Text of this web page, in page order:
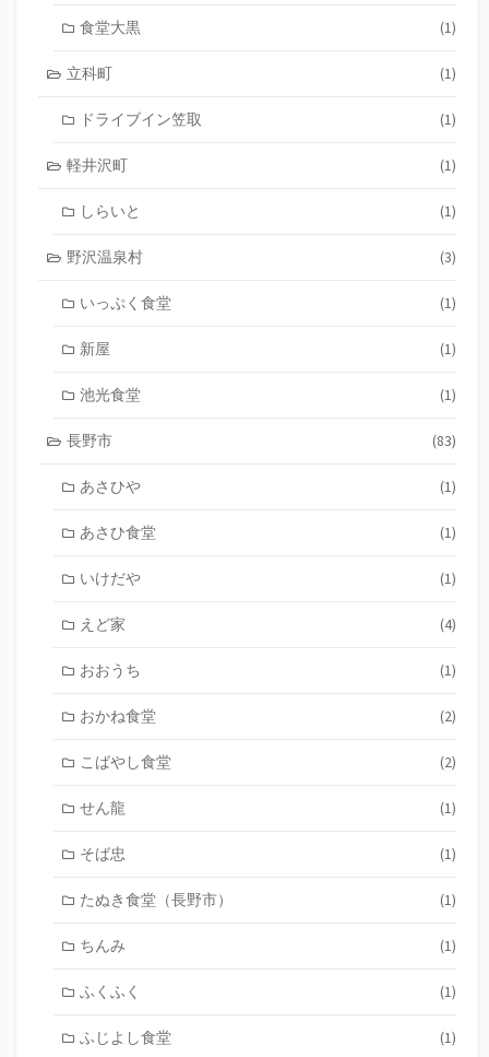
食堂大黒 (1)
立科町 (1)
ドライブイン笠取 (1)
軽井沢町 (1)
しらいと (1)
野沢温泉村 (3)
いっぷく食堂 (1)
新屋 (1)
池光食堂 (1)
長野市 (83)
あさひや (1)
あさひ食堂 (1)
いけだや (1)
えど家 (4)
おおうち (1)
おかね食堂 (2)
こばやし食堂 (2)
せん龍 (1)
そば忠 (1)
たぬき食堂（長野市） (1)
ちんみ (1)
ふくふく (1)
ふじよし食堂 (1)